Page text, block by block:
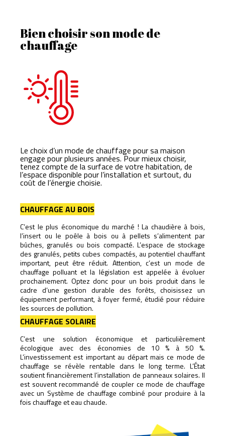
Bien choisir son mode de
chauffage
Le choix d’un mode de chauffage pour sa maison
engage pour plusieurs années. Pour mieux choisir,
tenez compte de la surface de votre habitation, de
l’espace disponible pour l’installation et surtout, du
coût de l’énergie choisie.
CHAUFFAGE AU BOIS
C’est le plus économique du marché ! La chaudière à bois,
l’insert ou le poêle à bois ou à pellets s’alimentent par
bûches, granulés ou bois compacté. L’espace de stockage
des granulés, petits cubes compactés, au potentiel chauffant
important, peut être réduit. Attention, c’est un mode de
chauffage polluant et la législation est appelée à évoluer
prochainement. Optez donc pour un bois produit dans le
cadre d’une gestion durable des forêts, choisissez un
équipement performant, à foyer fermé, étudié pour réduire
les sources de pollution.
CHAUFFAGE SOLAIRE
C’est une solution économique et particulièrement
écologique avec des économies de 10 % à 50 %.
L’investissement est important au départ mais ce mode de
chauffage se révèle rentable dans le long terme. L’État
soutient financièrement l’installation de panneaux solaires. Il
est souvent recommandé de coupler ce mode de chauffage
avec un Système de chauffage combiné pour produire à la
fois chauffage et eau chaude.